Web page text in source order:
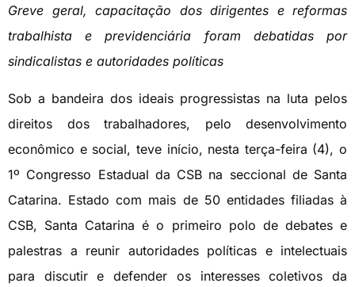
Greve geral, capacitação dos dirigentes e reformas
trabalhista e previdenciária foram debatidas por
sindicalistas e autoridades políticas
Sob a bandeira dos ideais progressistas na luta pelos
direitos dos trabalhadores, pelo desenvolvimento
econômico e social, teve início, nesta terça-feira (4), o
1º Congresso Estadual da CSB na seccional de Santa
Catarina. Estado com mais de 50 entidades filiadas à
CSB, Santa Catarina é o primeiro polo de debates e
palestras a reunir autoridades políticas e intelectuais
para discutir e defender os interesses coletivos da